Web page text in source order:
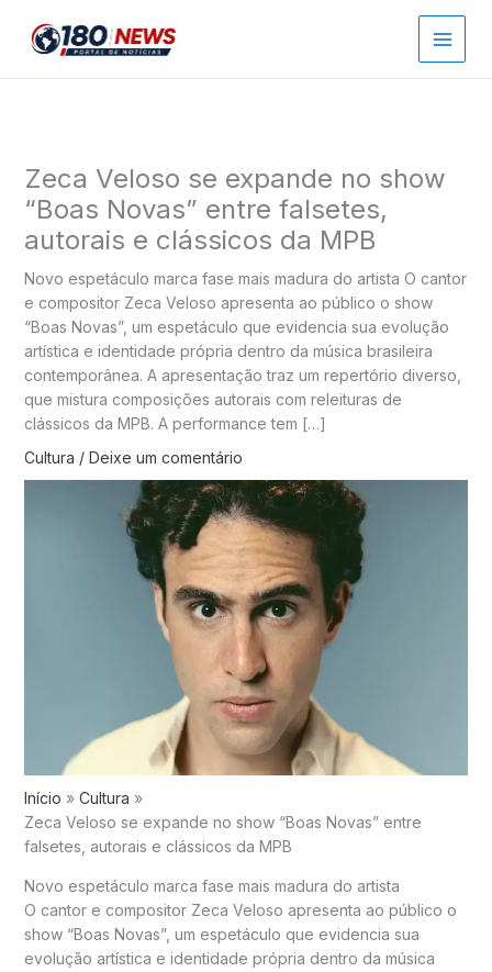
para
Zeca Veloso se expande no show
“Boas Novas” entre falsetes,
autorais e clássicos da MPB
Novo espetáculo marca fase mais madura do artista O cantor
e compositor Zeca Veloso apresenta ao público o show
“Boas Novas”, um espetáculo que evidencia sua evolução
artística e identidade própria dentro da música brasileira
contemporânea. A apresentação traz um repertório diverso,
que mistura composições autorais com releituras de
clássicos da MPB. A performance tem […]
Cultura / Deixe um comentário
Início
Cultura
Zeca Veloso se expande no show “Boas Novas” entre
falsetes, autorais e clássicos da MPB
Novo espetáculo marca fase mais madura do artista
O cantor e compositor Zeca Veloso apresenta ao público o
show “Boas Novas”, um espetáculo que evidencia sua
evolução artística e identidade própria dentro da música